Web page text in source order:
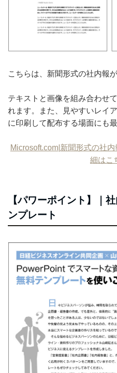
こちらは、新聞形式の社内報
テキストと画像を組み合わせ
れます。また、見やすいレイ
に印刷して配布する場面にも最
Microsoft.com|新聞形式の社
細はこ
【パワーポイント】｜
ンプレート